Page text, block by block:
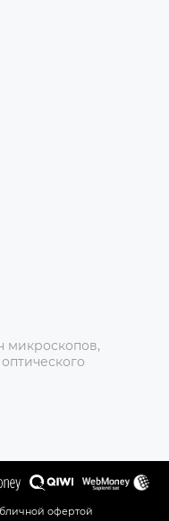
микроскопов,
офертой